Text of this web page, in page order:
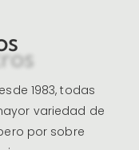
1983, todas
variedad de
por sobre